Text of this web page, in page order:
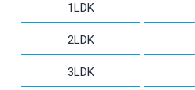
1LDK
2LDK
3LDK